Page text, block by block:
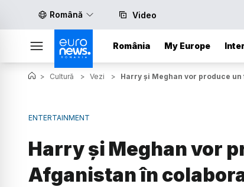
Română Video
România My Europe
> Cultură > Vezi > Harry și Meghan vor produce
ENTERTAINMENT
Harry și Meghan vor
Afganistan în